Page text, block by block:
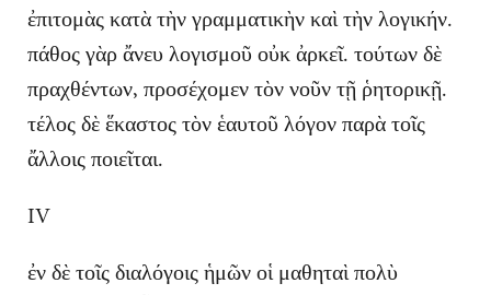
ἐπιτομὰς κατὰ τὴν γραμματικὴν καὶ τὴν λογικήν.
πάθος γὰρ ἄνευ λογισμοῦ οὐκ ἀρκεῖ. τούτων δὲ
πραχθέντων, προσέχομεν τὸν νοῦν τῇ ῥητορικῇ.
τέλος δὲ ἕκαστος τὸν ἑαυτοῦ λόγον παρὰ τοῖς
ἄλλοις ποιεῖται.
IV
ἐν δὲ τοῖς διαλόγοις ἡμῶν οἱ μαθηταὶ πολὺ